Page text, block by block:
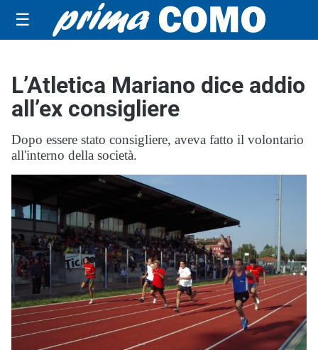
☰
L’Atletica Mariano dice addio
all’ex consigliere
Dopo essere stato consigliere, aveva fatto il volontario
all'interno della società.